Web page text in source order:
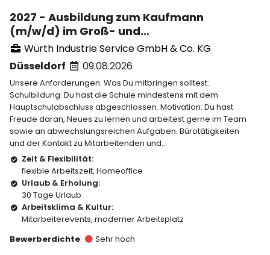
2027 - Ausbildung zum Kaufmann
(m/w/d) im Groß- und
Außenhandelsmanagement in Düsseldorf
Würth Industrie Service GmbH & Co. KG
Düsseldorf
09.08.2026
Unsere Anforderungen: Was Du mitbringen solltest:
Schulbildung: Du hast die Schule mindestens mit dem
Hauptschulabschluss abgeschlossen. Motivation: Du hast
Freude daran, Neues zu lernen und arbeitest gerne im Team
sowie an abwechslungsreichen Aufgaben. Bürotätigkeiten
und der Kontakt zu Mitarbeitenden und...
Zeit & Flexibilität:
flexible Arbeitszeit, Homeoffice
Urlaub & Erholung:
30 Tage Urlaub
Arbeitsklima & Kultur:
Mitarbeiterevents, moderner Arbeitsplatz
Bewerberdichte: Sehr hoch